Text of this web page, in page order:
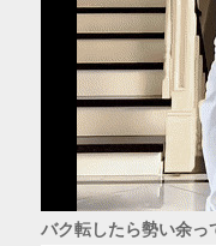
バク転したら勢い余っ